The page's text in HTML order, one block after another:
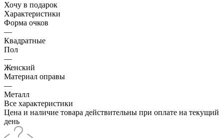
Хочу в подарок
Характеристики
Форма очков
—
Квадратные
Пол
—
Женский
Материал оправы
—
Металл
Все характеристики
Цена и наличие товара действительны при оплате на текущий
день